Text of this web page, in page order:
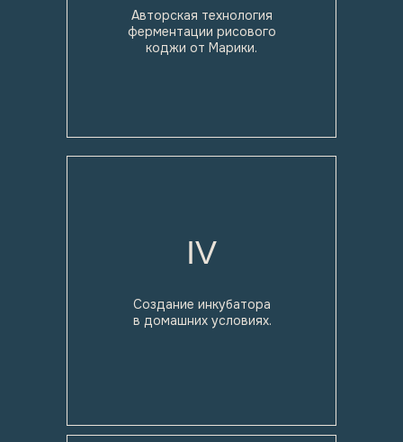
Авторская технология
ферментации рисового
коджи от Марики.
Создание инкубатора
в домашних условиях.
IV